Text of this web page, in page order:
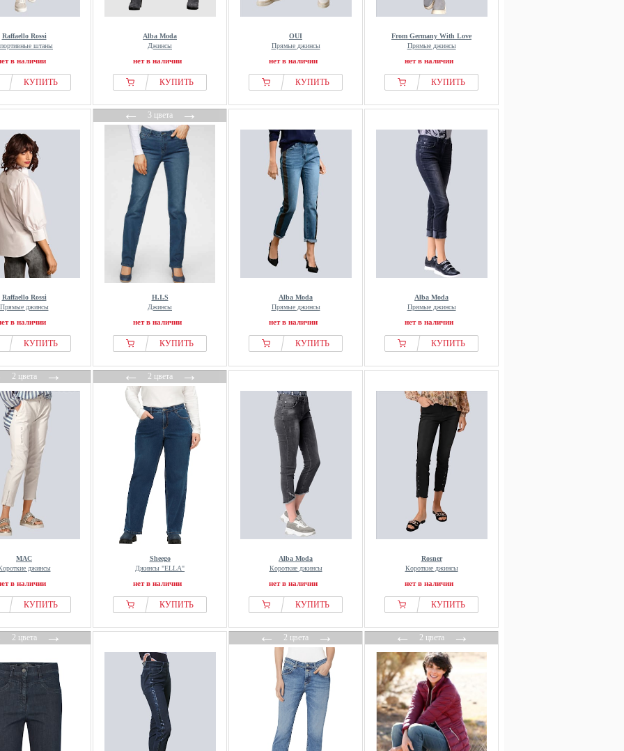
Raffaello Rossi
штаны
в наличии
КУПИТЬ
Alba Moda
Джинсы
нет в наличии
КУПИТЬ
OUI
Прямые джинсы
нет в наличии
КУПИТЬ
From Germany With Love
Прямые джинсы
нет в наличии
КУПИТЬ
Raffaello Rossi
Прямые джинсы
в наличии
КУПИТЬ
←3 цвета→
H.I.S
Джинсы
нет в наличии
КУПИТЬ
Alba Moda
Прямые джинсы
нет в наличии
КУПИТЬ
Alba Moda
Прямые джинсы
нет в наличии
КУПИТЬ
2 цвета→
MAC
джинсы
в наличии
КУПИТЬ
←2 цвета→
Sheego
Джинсы "ELLA"
нет в наличии
КУПИТЬ
Alba Moda
Короткие джинсы
нет в наличии
КУПИТЬ
Rosner
Короткие джинсы
нет в наличии
КУПИТЬ
2 цвета→ ←2 цвета→ ←2 цвета→